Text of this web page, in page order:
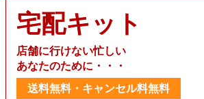
宅配キット
店舗に行けない忙しい
あなたのために・・・
送料無料・キャンセル料無料